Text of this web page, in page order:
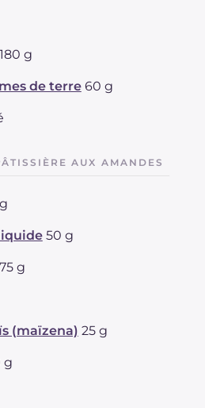
180 g
de terre 60 g
AUX AMANDES
50 g
75 g
(maïzena) 25 g
g